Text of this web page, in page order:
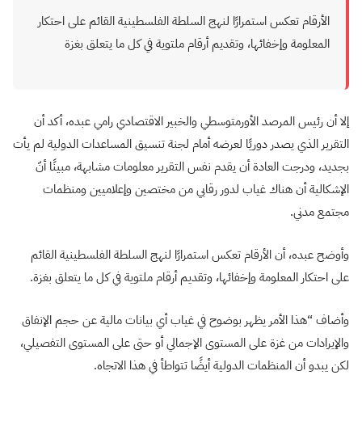
الأرقام تعكس استمرارًا لنهج السلطة الفلسطينية القائم على احتكار
المعلومة وإخفائها، وتقديم أرقام ملتوية في كل ما يتعلق بغزة
إلا أن رئيس المرصدالأورمتوسطي والخبير الاقتصادي رامي عبده، أكد أن
التقرير الذي يصدر دوريًا لعرضه أمام لجنة تنسيق المساعدات الدولية لم يأت
بجديد، ودرجت العادة أن يقدم نفس التقرير معلومات مشابهة، مبينًا أنّ
الإشكالية أن هناك غياب لدور رقابي من مختصين وإعلاميين ومنظمات
مجتمع مدني.
وأوضح عبده، أن الأرقام تعكس استمرارًا لنهج السلطة الفلسطينية القائم
على احتكار المعلومة وإخفائها، وتقديم أرقام ملتوية في كل ما يتعلق بغزة.
وأضاف “هذا الأمر يظهر بوضوح في غياب أي بيانات مالية عن حجم الإنفاق
والإيرادات من غزة على المستوى الإجمالي أو حتى على المستوى التفصيلي،
لكن يبدو أن المنظمات الدولية أيضًا تتواطأ في هذا الاتجاه.